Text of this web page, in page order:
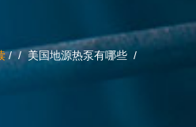
/ 美国地源热泵有哪些